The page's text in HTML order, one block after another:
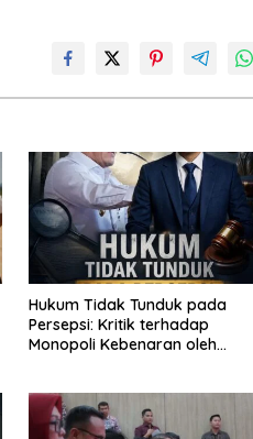
Hukum Tidak Tunduk pada
Persepsi: Kritik terhadap
Monopoli Kebenaran oleh